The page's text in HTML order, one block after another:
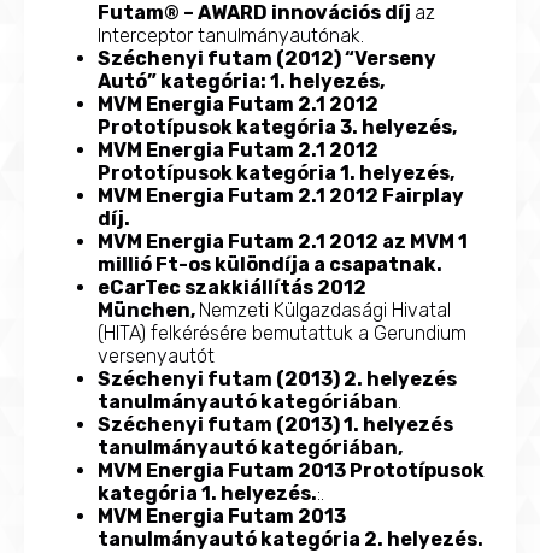
Futam® – AWARD innovációs díj az
Interceptor tanulmányautónak.
Széchenyi futam (2012) “Verseny
Autó” kategória: 1. helyezés,
MVM Energia Futam 2.1 2012
Prototípusok kategória 3. helyezés,
MVM Energia Futam 2.1 2012
Prototípusok kategória 1. helyezés,
MVM Energia Futam 2.1 2012 Fairplay
díj.
MVM Energia Futam 2.1 2012 az MVM 1
millió Ft-os különdíja a csapatnak.
eCarTec szakkiállítás 2012
München, Nemzeti Külgazdasági Hivatal
(HITA) felkérésére bemutattuk a Gerundium
versenyautót
Széchenyi futam (2013) 2. helyezés
tanulmányautó kategóriában.
Széchenyi futam (2013) 1. helyezés
tanulmányautó kategóriában,
MVM Energia Futam 2013 Prototípusok
kategória 1. helyezés.:.
MVM Energia Futam 2013
tanulmányautó kategória 2. helyezés.